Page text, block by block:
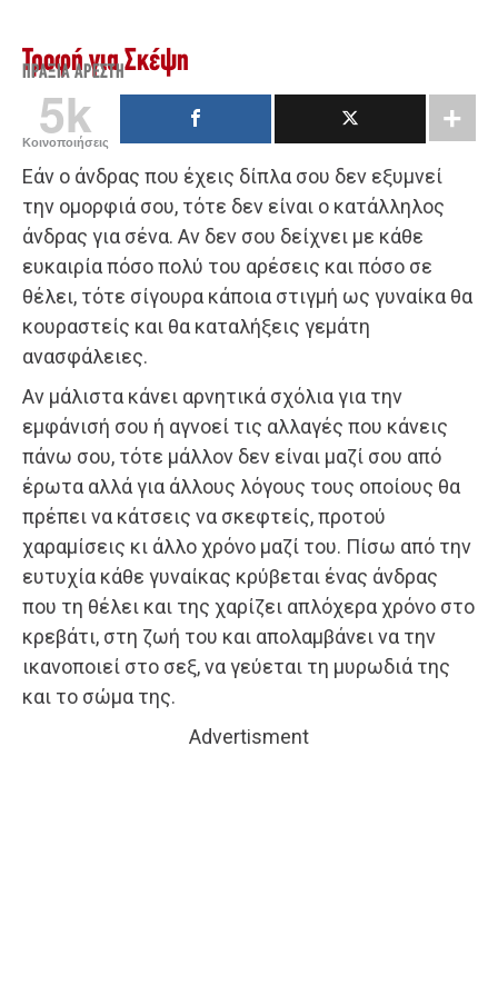
Τροφή για Σκέψη
ΠΡΆΞΙΑ ΑΡΈΣΤΗ
5k
Κοινοποιήσεις
Εάν ο άνδρας που έχεις δίπλα σου δεν εξυμνεί
την ομορφιά σου, τότε δεν είναι ο κατάλληλος
άνδρας για σένα. Αν δεν σου δείχνει με κάθε
ευκαιρία πόσο πολύ του αρέσεις και πόσο σε
θέλει, τότε σίγουρα κάποια στιγμή ως γυναίκα θα
κουραστείς και θα καταλήξεις γεμάτη
ανασφάλειες.
Αν μάλιστα κάνει αρνητικά σχόλια για την
εμφάνισή σου ή αγνοεί τις αλλαγές που κάνεις
πάνω σου, τότε μάλλον δεν είναι μαζί σου από
έρωτα αλλά για άλλους λόγους τους οποίους θα
πρέπει να κάτσεις να σκεφτείς, προτού
χαραμίσεις κι άλλο χρόνο μαζί του. Πίσω από την
ευτυχία κάθε γυναίκας κρύβεται ένας άνδρας
που τη θέλει και της χαρίζει απλόχερα χρόνο στο
κρεβάτι, στη ζωή του και απολαμβάνει να την
ικανοποιεί στο σεξ, να γεύεται τη μυρωδιά της
και το σώμα της.
Advertisment